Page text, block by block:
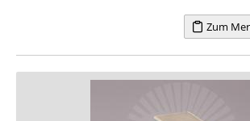
Zum